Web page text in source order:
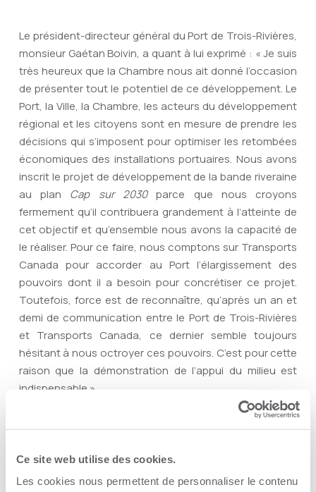
Ce site web utilise des cookies.
Les cookies nous permettent de personnaliser le contenu
Le président-directeur général du Port de Trois-Rivières,
monsieur Gaétan Boivin, a quant à lui exprimé : « Je suis
très heureux que la Chambre nous ait donné l’occasion
de présenter tout le potentiel de ce développement. Le
Port, la Ville, la Chambre, les acteurs du développement
régional et les citoyens sont en mesure de prendre les
décisions qui s’imposent pour optimiser les retombées
économiques des installations portuaires. Nous avons
inscrit le projet de développement de la bande riveraine
au plan Cap sur 2030parce que nous croyons
fermement qu’il contribuera grandement à l’atteinte de
cet objectif et qu’ensemble nous avons la capacité de
le réaliser. Pour ce faire, nous comptons sur Transports
Canada pour accorder au Port l’élargissement des
pouvoirs dont il a besoin pour concrétiser ce projet.
Toutefois, force est de reconnaître, qu’après un an et
demi de communication entre le Port de Trois-Rivières
et Transports Canada, ce dernier semble toujours
hésitant à nous octroyer ces pouvoirs. C’est pour cette
raison que la démonstration de l’appui du milieu est
indispensable ».
commerce et d’industries de Trois-Rivières et qui sera